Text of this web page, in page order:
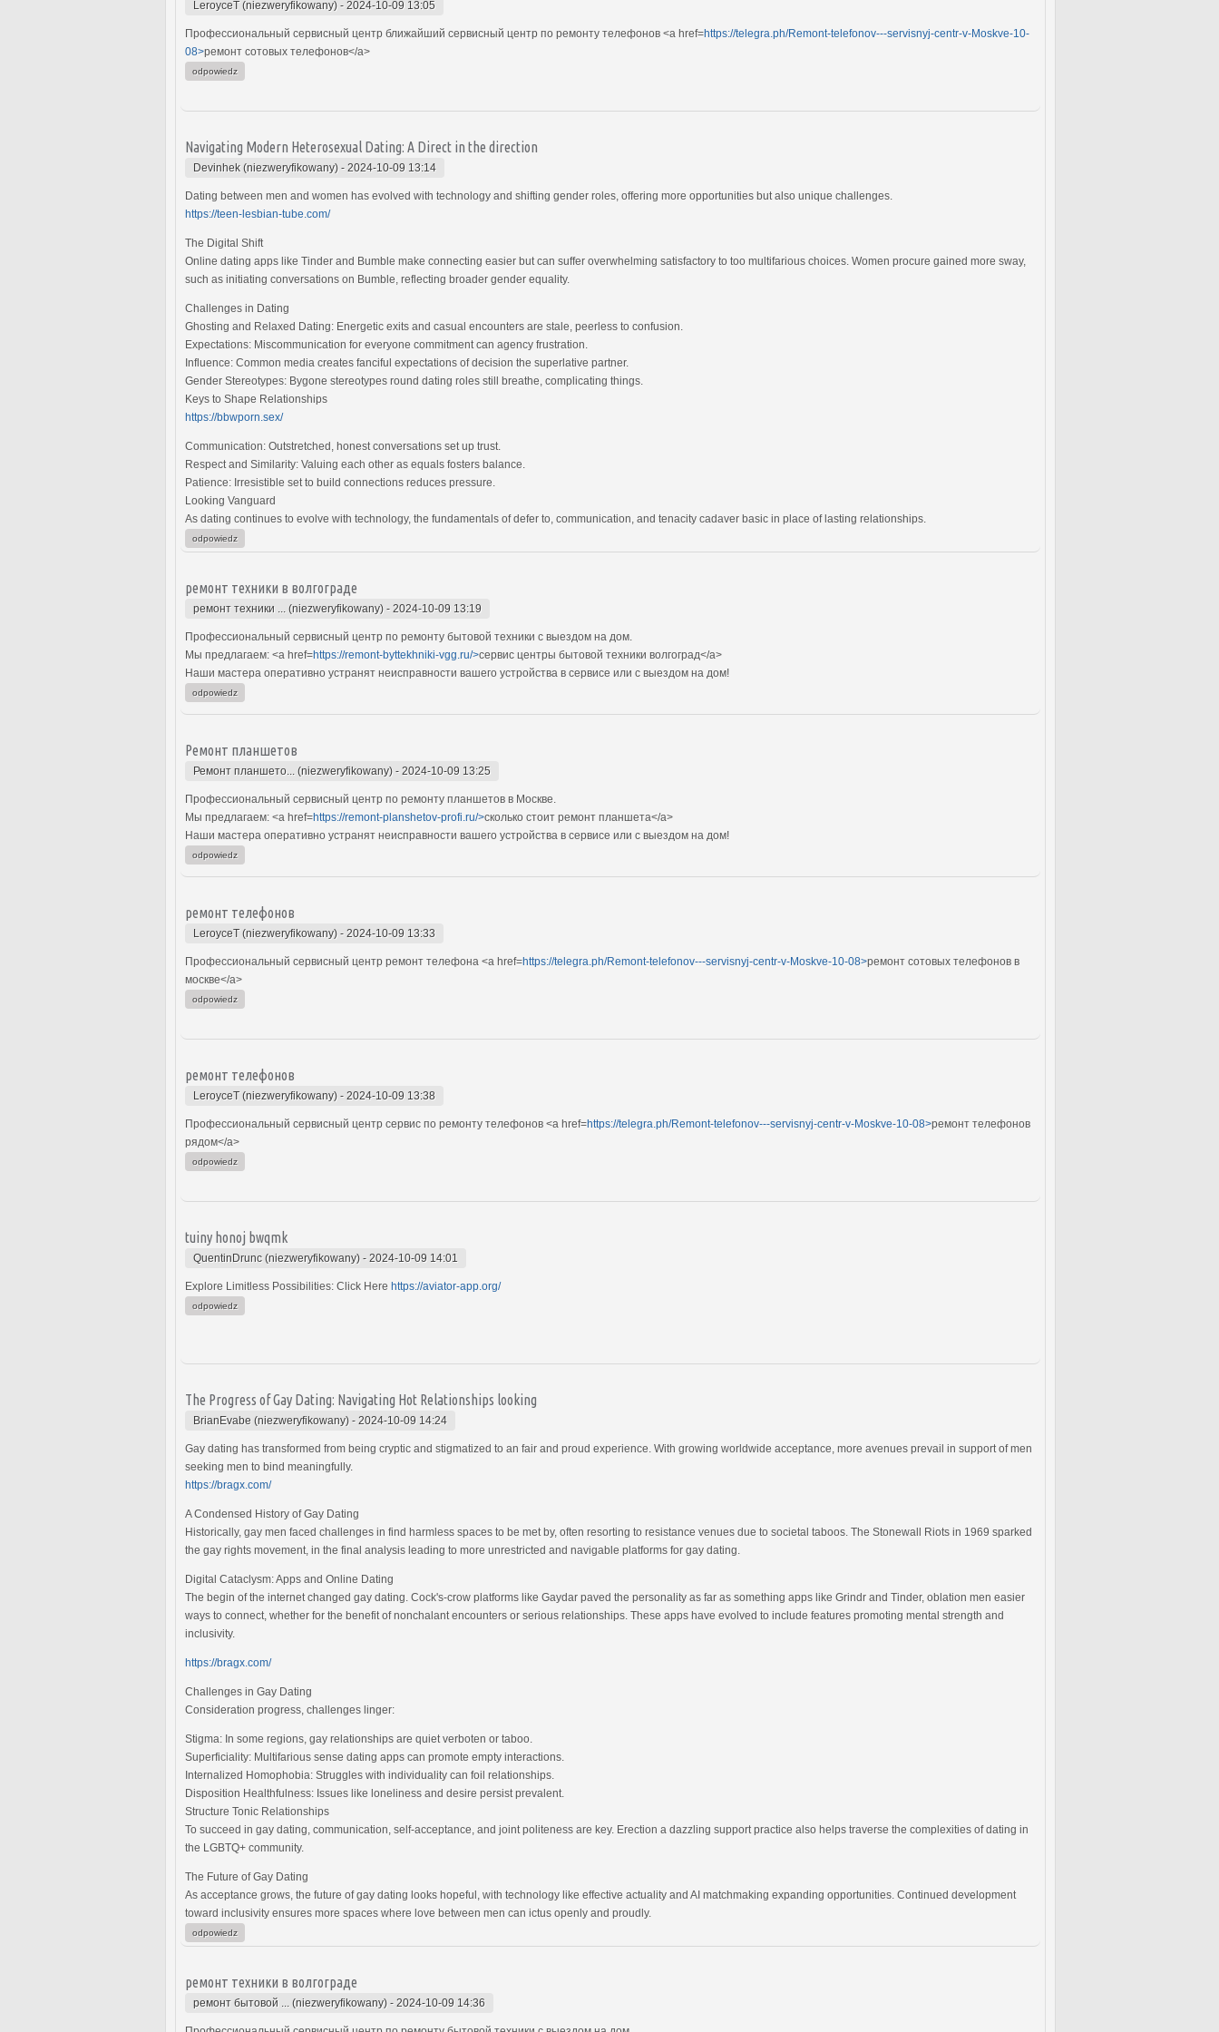
LeroyceT (niezweryfikowany) - 2024-10-09 13:05
Профессиональный сервисный центр ближайший сервисный центр по ремонту телефонов <a href=https://telegra.ph/Remont-telefonov---servisnyj-centr-v-Moskve-10-
08>ремонт сотовых телефонов</a>
odpowiedz
Navigating Modern Heterosexual Dating: A Direct in the direction
Devinhek (niezweryfikowany) - 2024-10-09 13:14
Dating between men and women has evolved with technology and shifting gender roles, offering more opportunities but also unique challenges.
https://teen-lesbian-tube.com/
The Digital Shift
Online dating apps like Tinder and Bumble make connecting easier but can suffer overwhelming satisfactory to too multifarious choices. Women procure gained more sway,
such as initiating conversations on Bumble, reflecting broader gender equality.
Challenges in Dating
Ghosting and Relaxed Dating: Energetic exits and casual encounters are stale, peerless to confusion.
Expectations: Miscommunication for everyone commitment can agency frustration.
Influence: Common media creates fanciful expectations of decision the superlative partner.
Gender Stereotypes: Bygone stereotypes round dating roles still breathe, complicating things.
Keys to Shape Relationships
https://bbwporn.sex/
Communication: Outstretched, honest conversations set up trust.
Respect and Similarity: Valuing each other as equals fosters balance.
Patience: Irresistible set to build connections reduces pressure.
Looking Vanguard
As dating continues to evolve with technology, the fundamentals of defer to, communication, and tenacity cadaver basic in place of lasting relationships.
odpowiedz
ремонт техники в волгограде
ремонт техники ... (niezweryfikowany) - 2024-10-09 13:19
Профессиональный сервисный центр по ремонту бытовой техники с выездом на дом.
Мы предлагаем: <a href=https://remont-byttekhniki-vgg.ru/>сервис центры бытовой техники волгоград</a>
Наши мастера оперативно устранят неисправности вашего устройства в сервисе или с выездом на дом!
odpowiedz
Ремонт планшетов
Ремонт планшето... (niezweryfikowany) - 2024-10-09 13:25
Профессиональный сервисный центр по ремонту планшетов в Москве.
Мы предлагаем: <a href=https://remont-planshetov-profi.ru/>сколько стоит ремонт планшета</a>
Наши мастера оперативно устранят неисправности вашего устройства в сервисе или с выездом на дом!
odpowiedz
ремонт телефонов
LeroyceT (niezweryfikowany) - 2024-10-09 13:33
Профессиональный сервисный центр ремонт телефона <a href=https://telegra.ph/Remont-telefonov---servisnyj-centr-v-Moskve-10-08>ремонт сотовых телефонов в
москве</a>
odpowiedz
ремонт телефонов
LeroyceT (niezweryfikowany) - 2024-10-09 13:38
Профессиональный сервисный центр сервис по ремонту телефонов <a href=https://telegra.ph/Remont-telefonov---servisnyj-centr-v-Moskve-10-08>ремонт телефонов
рядом</a>
odpowiedz
tuiny honoj bwqmk
QuentinDrunc (niezweryfikowany) - 2024-10-09 14:01
Explore Limitless Possibilities: Click Here https://aviator-app.org/
odpowiedz
The Progress of Gay Dating: Navigating Hot Relationships looking
BrianEvabe (niezweryfikowany) - 2024-10-09 14:24
Gay dating has transformed from being cryptic and stigmatized to an fair and proud experience. With growing worldwide acceptance, more avenues prevail in support of men
seeking men to bind meaningfully.
https://bragx.com/
A Condensed History of Gay Dating
Historically, gay men faced challenges in find harmless spaces to be met by, often resorting to resistance venues due to societal taboos. The Stonewall Riots in 1969 sparked
the gay rights movement, in the final analysis leading to more unrestricted and navigable platforms for gay dating.
Digital Cataclysm: Apps and Online Dating
The begin of the internet changed gay dating. Cock's-crow platforms like Gaydar paved the personality as far as something apps like Grindr and Tinder, oblation men easier
ways to connect, whether for the benefit of nonchalant encounters or serious relationships. These apps have evolved to include features promoting mental strength and
inclusivity.
https://bragx.com/
Challenges in Gay Dating
Consideration progress, challenges linger:
Stigma: In some regions, gay relationships are quiet verboten or taboo.
Superficiality: Multifarious sense dating apps can promote empty interactions.
Internalized Homophobia: Struggles with individuality can foil relationships.
Disposition Healthfulness: Issues like loneliness and desire persist prevalent.
Structure Tonic Relationships
To succeed in gay dating, communication, self-acceptance, and joint politeness are key. Erection a dazzling support practice also helps traverse the complexities of dating in
the LGBTQ+ community.
The Future of Gay Dating
As acceptance grows, the future of gay dating looks hopeful, with technology like effective actuality and AI matchmaking expanding opportunities. Continued development
toward inclusivity ensures more spaces where love between men can ictus openly and proudly.
odpowiedz
ремонт техники в волгограде
ремонт бытовой ... (niezweryfikowany) - 2024-10-09 14:36